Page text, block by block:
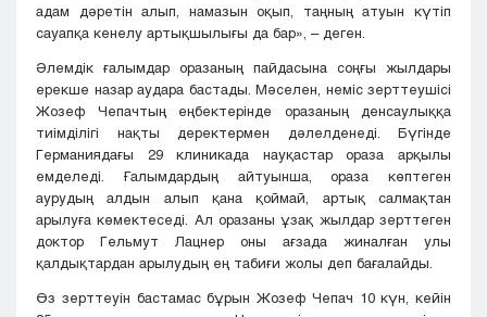
адам дәретін алып, намазын оқып, таңның атуын күтіп
сауапқа кенелу артықшылығы да бар», – деген.
Әлемдік ғалымдар оразаның пайдасына соңғы жылдары
ерекше назар аудара бастады. Мәселен, неміс зерттеушісі
Жозеф Чепачтың еңбектерінде оразаның денсаулыққа
тиімділігі нақты деректермен дәлелденеді. Бүгінде
Германиядағы 29 клиникада науқастар ораза арқылы
емделеді. Ғалымдардың айтуынша, ораза көптеген
аурудың алдын алып қана қоймай, артық салмақтан
арылуға көмектеседі. Ал оразаны ұзақ жылдар зерттеген
доктор Гельмут Лацнер оны ағзада жиналған улы
қалдықтардан арылудың ең табиғи жолы деп бағалайды.
Өз зерттеуін бастамас бұрын Жозеф Чепач 10 күн, кейін